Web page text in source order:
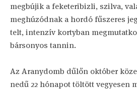
megbújik a feketeribizli, szilva,
meghúzódnak a hordó fűszeres
telt, intenzív kortyban
bársonyos tannin.
Az Aranydomb dűlőn október
nedű 22 hónapot töltött vegyesen